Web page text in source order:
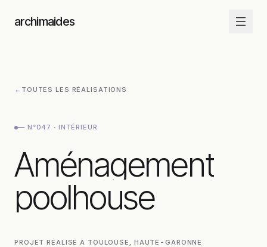
archimaides
← TOUTES LES RÉALISATIONS
— N°047 · INTÉRIEUR
Aménagement
Aménagement
poolhouse
PROJET RÉALISÉ À TOULOUSE , HAUTE-GARONNE